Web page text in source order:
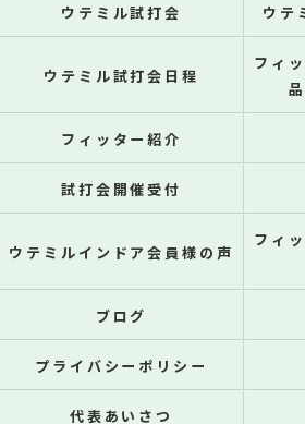
ウテミル試打会 ウテ
ウテミル試打会日程
フィ
フィッター紹介
試打会開催受付
ウテミルインドア会員様の声
フィ
ブログ
プライバシーポリシー
代表あいさつ